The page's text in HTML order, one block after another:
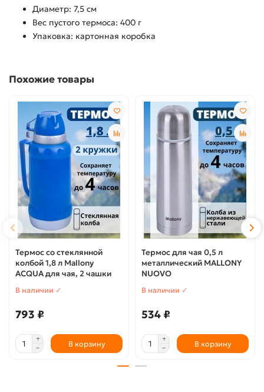
Диаметр: 7,5 см
Вес пустого термоса: 400 г
Упаковка: картонная коробка
Похожие товары
Термос со стеклянной
колбой 1,8 л Mallony
ACQUA для чая, 2 чашки
В наличии ✓
793 ₽
В корзину
Термос для чая 0,5 л
металлический MALLONY
NUOVO
В наличии ✓
534 ₽
В корзину